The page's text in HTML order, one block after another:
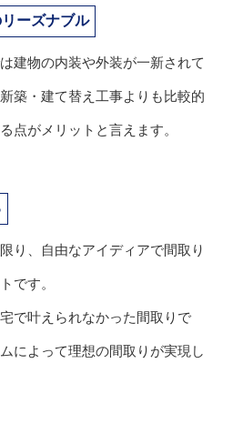
ーズナブル
建物の内装や外装が一新されて
築・建て替え工事よりも比較的
点がメリットと言えます。
り、自由なアイディアで間取り
です。
で叶えられなかった間取りで
によって理想の間取りが実現し